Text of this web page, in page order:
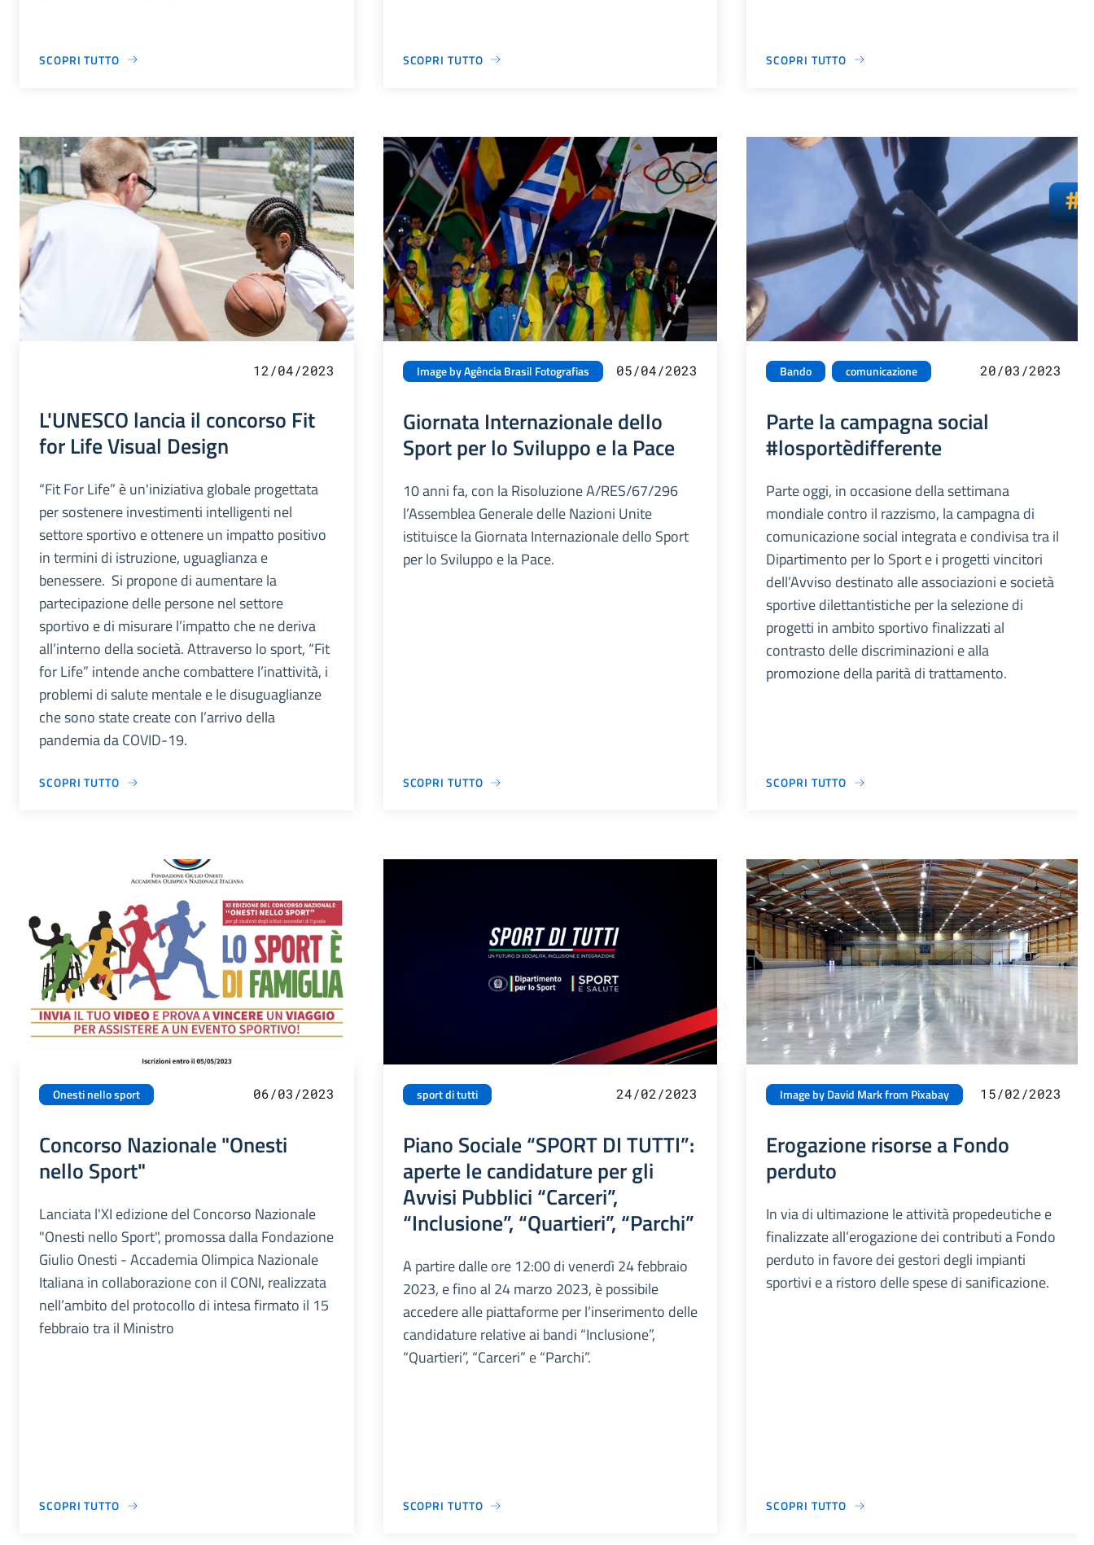
SCOPRI TUTTO SCOPRI TUTTO SCOPRI TUTTO
12/04/2023
L'UNESCO lancia il concorso Fit
for Life Visual Design
“Fit For Life” è un'iniziativa globale progettata
per sostenere investimenti intelligenti nel
settore sportivo e ottenere un impatto positivo
in termini di istruzione, uguaglianza e
benessere. Si propone di aumentare la
partecipazione delle persone nel settore
sportivo e di misurare l’impatto che ne deriva
all’interno della società. Attraverso lo sport, “Fit
for Life” intende anche combattere l’inattività, i
problemi di salute mentale e le disuguaglianze
che sono state create con l’arrivo della
pandemia da COVID-19.
SCOPRI TUTTO
Image by Agência Brasil Fotografias 05/04/2023
Giornata Internazionale dello
Sport per lo Sviluppo e la Pace
10 anni fa, con la Risoluzione A/RES/67/296
l’Assemblea Generale delle Nazioni Unite
istituisce la Giornata Internazionale dello Sport
per lo Sviluppo e la Pace.
SCOPRI TUTTO
Bando comunicazione 20/03/2023
Parte la campagna social
#losportèdifferente
Parte oggi, in occasione della settimana
mondiale contro il razzismo, la campagna di
comunicazione social integrata e condivisa tra il
Dipartimento per lo Sport e i progetti vincitori
dell’Avviso destinato alle associazioni e società
sportive dilettantistiche per la selezione di
progetti in ambito sportivo finalizzati al
contrasto delle discriminazioni e alla
promozione della parità di trattamento.
SCOPRI TUTTO
Onesti nello sport 06/03/2023
Concorso Nazionale "Onesti
nello Sport"
Lanciata l'XI edizione del Concorso Nazionale
"Onesti nello Sport", promossa dalla Fondazione
Giulio Onesti - Accademia Olimpica Nazionale
Italiana in collaborazione con il CONI, realizzata
nell’ambito del protocollo di intesa firmato il 15
febbraio tra il Ministro
SCOPRI TUTTO
sport di tutti 24/02/2023
Piano Sociale “SPORT DI TUTTI”:
aperte le candidature per gli
Avvisi Pubblici “Carceri”,
“Inclusione”, “Quartieri”, “Parchi”
A partire dalle ore 12:00 di venerdì 24 febbraio
2023, e fino al 24 marzo 2023, è possibile
accedere alle piattaforme per l’inserimento delle
candidature relative ai bandi “Inclusione”,
“Quartieri”, “Carceri” e “Parchi”.
SCOPRI TUTTO
Image by David Mark from Pixabay 15/02/2023
Erogazione risorse a Fondo
perduto
In via di ultimazione le attività propedeutiche e
finalizzate all’erogazione dei contributi a Fondo
perduto in favore dei gestori degli impianti
sportivi e a ristoro delle spese di sanificazione.
SCOPRI TUTTO